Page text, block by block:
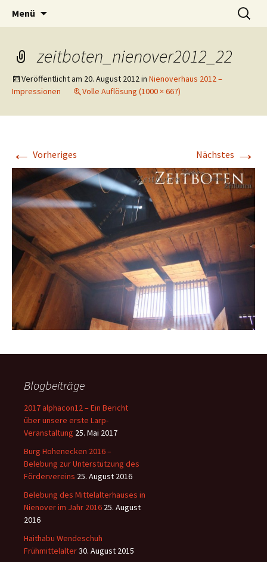
Zeitbotenblog
Das weblog der Zeitboten
Menü
Suchen
nach:
zeitboten_nienover2012_22
Veröffentlicht am 20. August 2012in Nienoverhaus 2012 –
Impressionen
Volle Auflösung (1000 × 667)
← Vorheriges Nächstes →
Blogbeiträge
2017 alphacon12 – Ein Bericht
über unsere erste Larp-
Veranstaltung 25. Mai 2017
Burg Hohenecken 2016 –
Belebung zur Unterstützung des
Fördervereins 25. August 2016
Belebung des Mittelalterhauses in
Nienover im Jahr 2016 25. August
2016
Haithabu Wendeschuh
Frühmittelalter30. August 2015